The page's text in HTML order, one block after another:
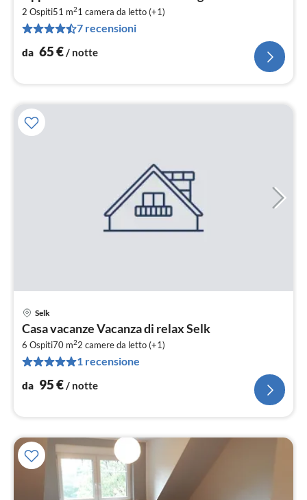
2 Ospiti51 m21 camera da letto (+1)
7 recensioni
da 65€/ notte
Selk
Casa vacanze Vacanza di relax Selk
6 Ospiti70 m22 camere da letto (+1)
1 recensione
da 95€/ notte